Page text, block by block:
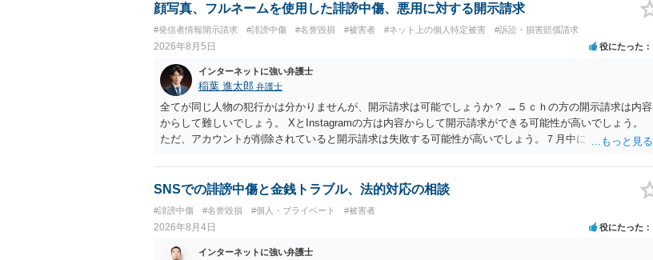
顔写真、フルネームを使用した誹謗中傷、悪用に対する開示請求
#発信者情報開示請求 #誹謗中傷 #名誉毀損 #被害者 #ネット上の個人特定被害 #訴訟・損害賠償請求
2026年8月5日 役にたった
インターネットに強い弁護士
稲葉 進太郎 弁護士
全てが同じ人物の犯行かは分かりませんが、開示請求は可能でしょうか？ →５ｃｈの方の開示請求は内容
からして難しいでしょう。 XとInstagramの方は内容からして開示請求ができる可能性が高いでしょう。
ただ、アカウントが削除されていると開示請求は失敗する可能性が高いでしょう。７月中にアカウントが
相手に全ての弁護士費用を負担させることは可能でしょうか？ →訴訟外の交渉で相手方が認めれば負担さ
せることができるでしょう。訴訟で判決となった場合は、実際の弁護士費用が認められる場合と認められ
SNSでの誹謗中傷と金銭トラブル、法的対応の相談
#誹謗中傷 #名誉毀損 #個人・プライベート #被害者
2026年8月4日 役にたった
インターネットに強い弁護士